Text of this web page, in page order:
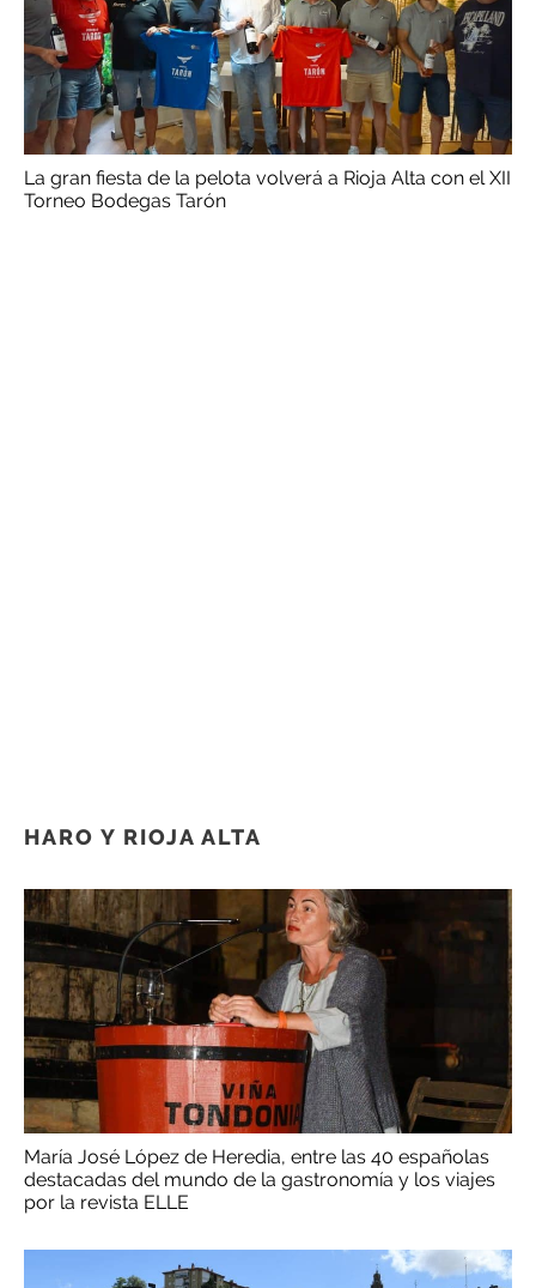
La gran fiesta de la pelota volverá a Rioja Alta con el XII
Torneo Bodegas Tarón
HARO Y RIOJA ALTA
María José López de Heredia, entre las 40 españolas
destacadas del mundo de la gastronomía y los viajes
por la revista ELLE